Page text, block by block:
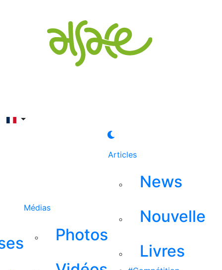
Médias
Photos
Articles
News
Nouvelle
Livres